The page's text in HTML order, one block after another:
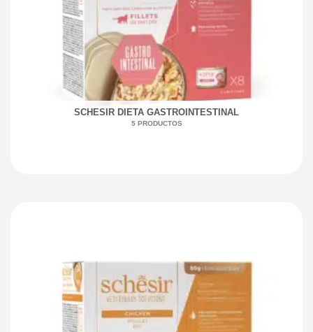
SCHESIR DIETA GASTROINTESTINAL
5 PRODUCTOS